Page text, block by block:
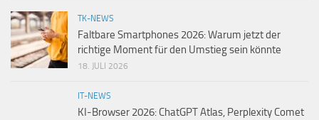
TK-NEWS
Faltbare Smartphones 2026: Warum jetzt der
richtige Moment für den Umstieg sein könnte
18. JULI 2026
IT-NEWS
KI-Browser 2026: ChatGPT Atlas, Perplexity Comet